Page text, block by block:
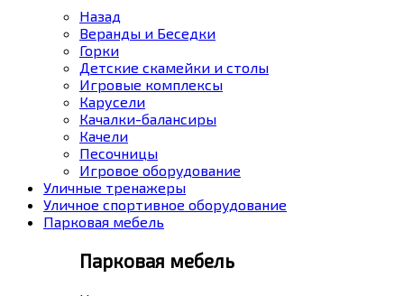
Назад
Веранды и Беседки
Горки
Детские скамейки и столы
Игровые комплексы
Карусели
Качалки-балансиры
Качели
Песочницы
Игровое оборудование
Уличные тренажеры
Уличное спортивное оборудование
Парковая мебель
Парковая мебель